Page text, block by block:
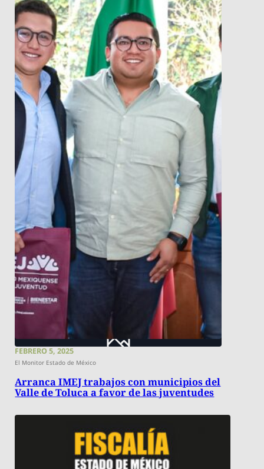
FEBRERO 5, 2025
El Monitor Estado de México
Arranca IMEJ trabajos con municipios del
Valle de Toluca a favor de las juventudes